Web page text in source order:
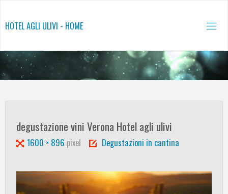
contenuto
HOTEL AGLI ULIVI - HOME
degustazione vini Verona Hotel agli ulivi
Tutta1600 × 896 pixel Degustazioni in cantina